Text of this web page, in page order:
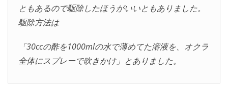
ともあるので駆除したほうがいいともありました。
駆除方法は
「30ccの酢を1000mlの水で薄めてた溶液を、オクラ
全体にスプレーで吹きかけ」とありました。